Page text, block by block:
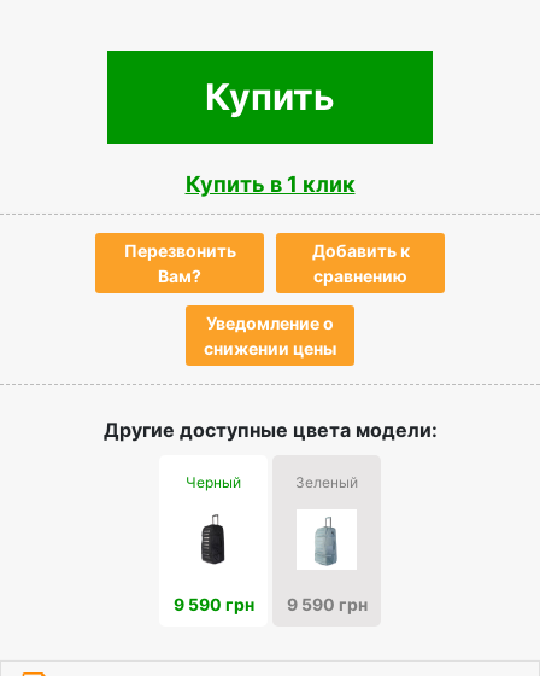
Купить
Купить в 1 клик
Перезвонить
Вам?
Добавить к
сравнению
Уведомление о
снижении цены
Другие доступные цвета модели:
Черный
9 590 грн
Зеленый
9 590 грн